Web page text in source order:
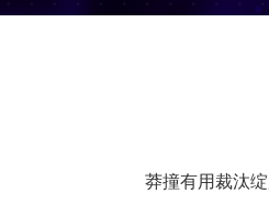
莽撞有用裁汰